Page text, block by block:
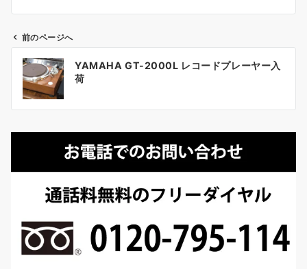
ョ
前のページへ
YAMAHA GT-2000L レコードプレーヤー入
荷